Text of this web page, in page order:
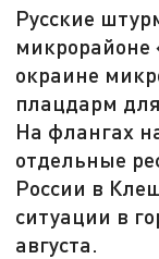
Русские
микрорайоне
окраине
плацдарм
На флангах
отдельные
России в
ситуации в
августа.